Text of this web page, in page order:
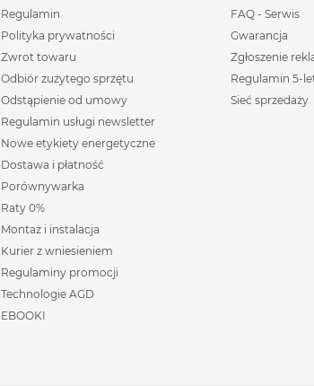
Regulamin
Polityka prywatności
Zwrot towaru
Odbiór zużytego sprzętu
Odstąpienie od umowy
Regulamin usługi newsletter
Nowe etykiety energetyczne
Dostawa i płatność
Porównywarka
Raty 0%
Montaż i instalacja
Kurier z wniesieniem
Regulaminy promocji
Technologie AGD
EBOOKI
FAQ - Serwis
Gwarancja
Zgłoszenie
Regulamin 5-
Sieć sprzedaży